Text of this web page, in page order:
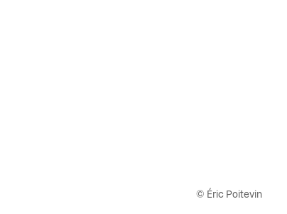
© Éric Poitevin